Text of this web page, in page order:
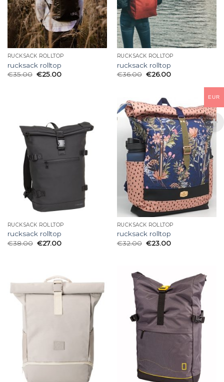
RUCKSACK ROLLTOP
rucksack rolltop
€35.00 €25.00
RUCKSACK ROLLTOP
rucksack rolltop
€36.00 €26.00
RUCKSACK ROLLTOP
rucksack rolltop
€38.00 €27.00
RUCKSACK ROLLTOP
rucksack rolltop
€32.00 €23.00
EUR